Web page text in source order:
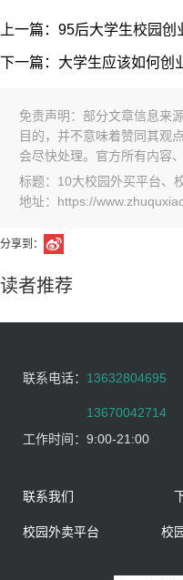
上一篇：95后大学生校园
下一篇：大学生应该如何创
免责声明：部分文章信息来
目的，并不意味着赞同其观
会尽快处理。官方所有内容
标题：10大校园外买平台、
地址：https://
分享到：
读者推荐
联系电话： 13632804695
13670042714
工作时间： 9:00-21:00
联系我们
校园外卖平台 校